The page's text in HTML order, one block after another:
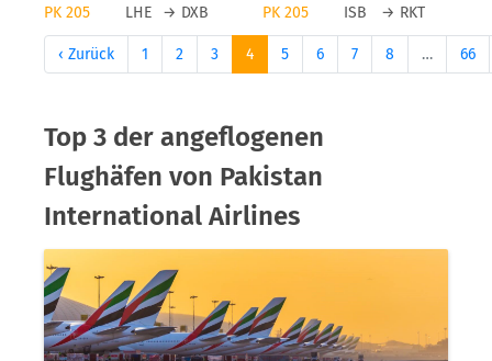
PK 205
LHE → DXB PK 205 ISB → RKT
‹ Zurück 1 2 3 4 5 6 7 8 … 66
Top 3 der angeflogenen
Flughäfen von Pakistan
International Airlines